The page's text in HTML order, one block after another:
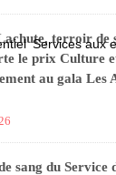
Services aux
terroir de
le prix Culture
au gala Les
sang du Service